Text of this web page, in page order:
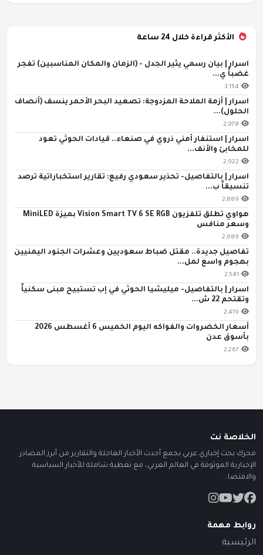
الأكثر قراءة خلال 24 ساعة
اسرار | بيان رسمي يثير الجدل - (الزمان والمكان المناسبين) تفجر
غضباً ي...
3,154
اسرار | أزمة الملاحة المزدوجة: تصعيد البحر الأحمر ينسف (أنصاف
الحلول)...
2,978
اسرار | استنفار أمني ذروي في صنعاء.. قيادات الحوثي تعود
للمخابئ والأنف...
2,922
اسرار | بالتفاصيل- تحذير سعودي رفيع: تقارير استخباراتية ترصد
تنسيقاً ب...
2,889
هواوي تطلق تلفزيون Vision Smart TV 6 SE RGB بميزة MiniLED
وسعر منافس
2,689
تفاصيل جديدة.. مقتل ضباط سعوديين وعشرات الجنود اليمنيين
بهجوم واسع لمل...
2,541
اسرار | بالتفاصيل- ميليشيا الحوثي في إب تستبيح مبنى سكنياً
وتقتحم 22 ش...
2,419
أسعار الخضروات والفواكه اليوم الخميس 6 أغسطس 2026
بأسوق عدن
2,267
الخلاصة نت
محرك بحث إخباري عربي يجمع أحدث الأخبار العاجلة والتقارير من أبرز المصادر
الإخبارية الموثوقة في العالم العربي، مع تغطية شاملة للأخبار السياسية
والاقتصا...
روابط مهمة
الرئيسية